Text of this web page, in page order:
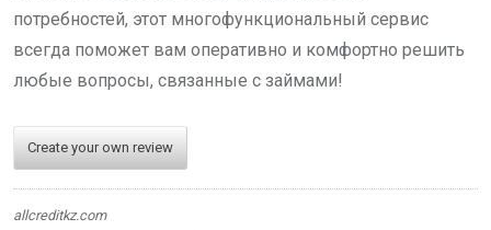
потребностей, этот многофункциональный сервис
всегда поможет вам оперативно и комфортно решить
любые вопросы, связанные с займами!
Create your own review
allcreditkz.com